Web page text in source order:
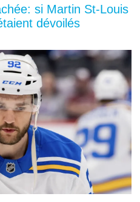
si Martin St-Louis
dévoilés